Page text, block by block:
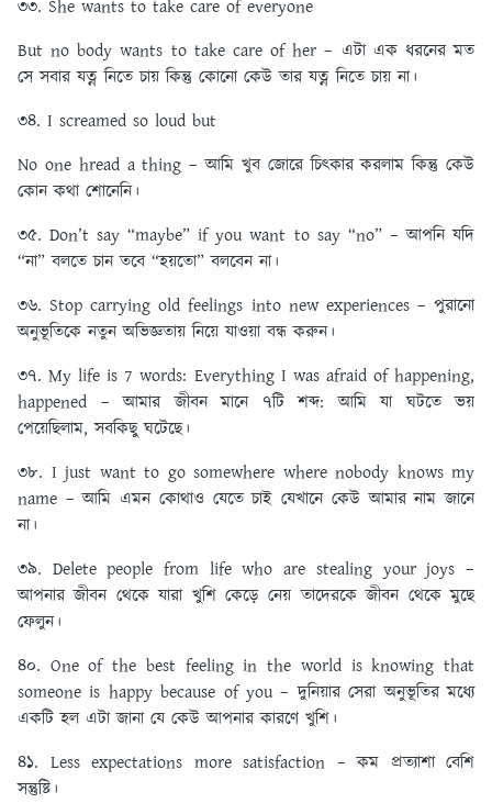
৩৩. She wants to take care of everyone
But no body wants to take care of her – এটা এক ধরনের মত
সে সবার যত্ন নিতে চায় কিন্তু কোনো কেউ তার যত্ন নিতে চায় না।
৩৪. I screamed so loud but
No one hread a thing – আমি খুব জোরে চিৎকার করলাম কিন্তু কেউ
কোন কথা শোনেনি।
৩৫. Don’t say “maybe” if you want to say “no” – আপনি যদি
“না” বলতে চান তবে “হয়তো” বলবেন না।
৩৬. Stop carrying old feelings into new experiences – পুরানো
অনুভূতিকে নতুন অভিজ্ঞতায় নিয়ে যাওয়া বন্ধ করুন।
৩৭. My life is 7 words: Everything I was afraid of happening,
happened – আমার জীবন মানে ৭টি শব্দ: আমি যা ঘটতে ভয়
পেয়েছিলাম, সবকিছু ঘটেছে।
৩৮. I just want to go somewhere where nobody knows my
name – আমি এমন কোথাও যেতে চাই যেখানে কেউ আমার নাম জানে
না।
৩৯. Delete people from life who are stealing your joys –
আপনার জীবন থেকে যারা খুশি কেড়ে নেয় তাদেরকে জীবন থেকে মুছে
ফেলুন।
৪০. One of the best feeling in the world is knowing that
someone is happy because of you – দুনিয়ার সেরা অনুভূতির মধ্যে
একটি হল এটা জানা যে কেউ আপনার কারণে খুশি।
৪১. Less expectations more satisfaction – কম প্রত্যাশা বেশি
সন্তুষ্টি।